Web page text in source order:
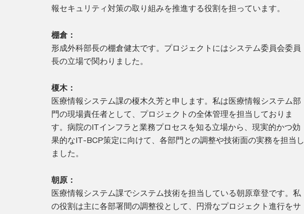
報セキュリティ対策の取り組みを推進する役割を担っています。
棚倉：
形成外科部長の棚倉健太です。プロジェクトにはシステム委員会委員
長の立場で関わりました。
榎木：
医療情報システム課の榎木久芳と申します。私は医療情報システム部
門の現場責任者として、プロジェクトの全体管理を担当しておりま
す。病院のITインフラと業務プロセスを知る立場から、現実的かつ効
果的なIT-BCP策定に向けて、各部門との調整や技術面の実務を担当し
ました。
朝原：
医療情報システム課でシステム技術を担当している朝原章登です。私
の役割は主に各部署間の調整役として、円滑なプロジェクト進行をサ